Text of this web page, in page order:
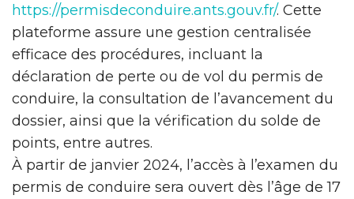
https://permisdeconduire.ants.gouv.fr/. Cette
plateforme assure une gestion centralisée
efficace des procédures, incluant la
déclaration de perte ou de vol du permis de
conduire, la consultation de l’avancement du
dossier, ainsi que la vérification du solde de
points, entre autres.
À partir de janvier 2024, l’accès à l’examen du
permis de conduire sera ouvert dès l’âge de 17